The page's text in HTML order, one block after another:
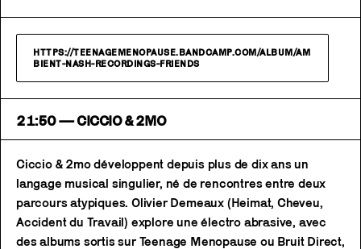
HTTPS://TEENAGEMENOPAUSE.BANDCAMP.COM/ALBUM/AM
BIENT-NASH-RECORDINGS-FRIENDS
21:50 — CICCIO & 2MO
Ciccio & 2mo développent depuis plus de dix ans un
langage musical singulier, né de rencontres entre deux
parcours atypiques. Olivier Demeaux (Heimat, Cheveu,
Accident du Travail) explore une électro abrasive, avec
des albums sortis sur Teenage Menopause ou Bruit Direct,